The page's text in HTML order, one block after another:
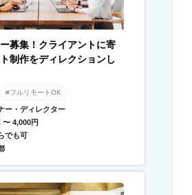
募集！クライアントに寄
制作をディレクションし
#フルリモートOK
ー・ディレクター
〜 4,000円
でも可